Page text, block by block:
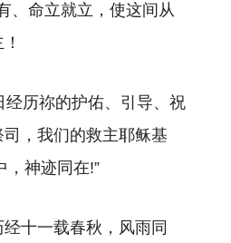
、命立就立，使这间从
历祢的护佑、引导、祝
，我们的救主耶稣基
神迹同在!”
十一载春秋，风雨同